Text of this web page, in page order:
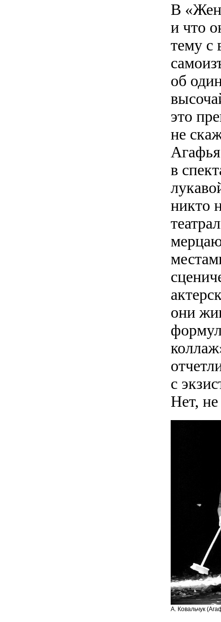
В
и что
тему с
об
это
не
в
никто
они
с
Нет,
А. Ковальчук